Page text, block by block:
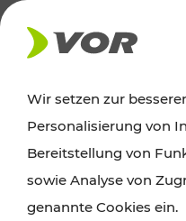
AKTUELLES
Ausflugstipps
Wien,
Wir setzen zur
Personalisierung von
Bereitstellung von
sowie Analyse von
genannte Cookies ein.